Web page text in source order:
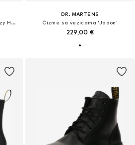
Čizme sa vezicama '1460 Crazy Horse'
DR. MARTENS
Čizme sa vezicama 'Jadon'
229,00 €